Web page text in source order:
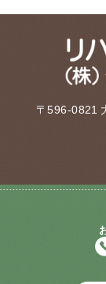
〒596-0821